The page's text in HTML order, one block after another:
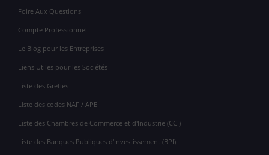
Foire Aux Questions
Compte Professionnel
Le Blog pour les Entreprises
Liens Utiles pour les Sociétés
Liste des Greffes
Liste des codes NAF / APE
Liste des Chambres de Commerce et d'Industrie (CCI)
Liste des Banques Publiques d'Investissement (BPI)